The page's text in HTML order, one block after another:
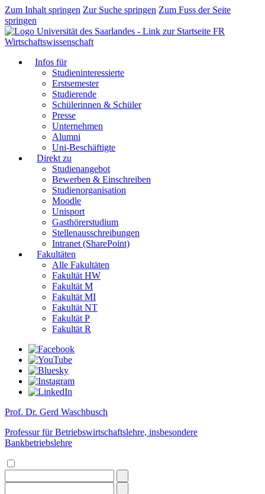
Zum Inhalt springen Zur Suche springen Zum Fuss der Seite
springen
FR
Wirtschaftswissenschaft
Infos für
Studieninteressierte
Erstsemester
Studierende
Schülerinnen & Schüler
Presse
Unternehmen
Alumni
Uni-Beschäftigte
Direkt zu
Studienangebot
Bewerben & Einschreiben
Studienorganisation
Moodle
Unisport
Gasthörerstudium
Stellenausschreibungen
Intranet (SharePoint)
Fakultäten
Alle Fakultäten
Fakultät HW
Fakultät M
Fakultät MI
Fakultät NT
Fakultät P
Fakultät R
Prof. Dr. Gerd Waschbusch
Professur für Betriebswirtschaftslehre, insbesondere
Bankbetriebslehre